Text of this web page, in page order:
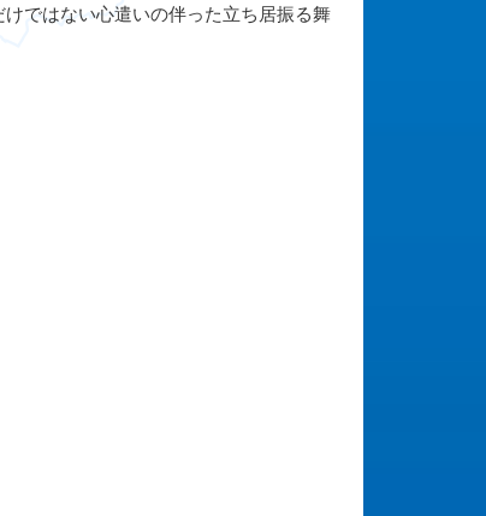
ではない心遣いの伴った立ち居振る舞